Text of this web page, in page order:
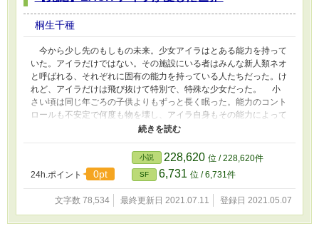
桐生千種
今から少し先のもしもの未来。少女アイラはとある能力を持って
いた。アイラだけではない。その施設にいる者はみんな新人類ネオ
と呼ばれる、それぞれに固有の能力を持っている人たちだった。け
れど、アイラだけは飛び抜けて特別で、特殊な少女だった。 小
さい頃は同じ年ごろの子供よりもずっと長く眠った。能力のコント
ロールも不安定で何度も物を壊し、アイラ自身もその能力によって
死にかけて、大切な人を殺めかけた。 同室のカイトは部屋の外
へと出かけて行くのに、アイラはそれを禁じられていた。 アイ
ラ自身が生活する部屋の中しか知らない、アイラの小さな世界。
これは、そんなアイラの小さな世界と、それを取り巻く人々の物
語。 ＊＊＊＊＊ 【EACH-ハジマリの旅路-】【EACH-優しさの理
由-】【EACH-愛を胸に眠る-】【EACH-篠突く雨に、凛と-】から
続く物語。
24h.ポイント 0pt
小説 228,620 位 / 228,620件
SF 6,731 位 / 6,731件
文字数 78,534 最終更新日 2021.07.11 登録日 2021.05.07